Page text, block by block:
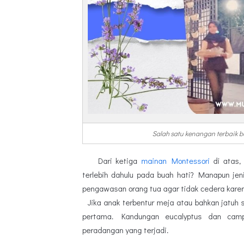
Salah satu kenangan terbaik
Dari ketiga mainan Montessori di atas,
terlebih dahulu pada buah hati? Manapun
pengawasan orang tua agar tidak cedera
Jika anak terbentur meja atau bahkan jatuh
pertama. Kandungan eucalyptus dan
peradangan yang terjadi.